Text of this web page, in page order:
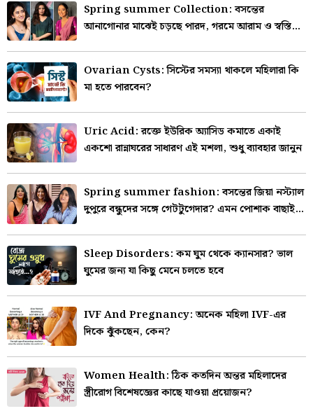
Spring summer Collection: বসন্তের
আনাগোনার মাঝেই চড়ছে পারদ, গরমে আরাম ও স্বস্তি
Ovarian Cysts: সিস্টের সমস্যা থাকলে মহিলারা কি
মা হতে পারবেন?
Uric Acid: রক্তে ইউরিক অ্যাসিড কমাতে একাই
একশো রান্নাঘরের সাধারণ এই মশলা, শুধু ব্যাবহার জানুন
Spring summer fashion: বসন্তের জিয়া নস্ট্যাল
দুপুরে বন্ধুদের সঙ্গে গেটটুগেদার? এমন পোশাক বাছাই
Sleep Disorders: কম ঘুম থেকে ক্যানসার? ভাল
ঘুমের জন্য যা কিছু মেনে চলতে হবে
IVF And Pregnancy: অনেক মহিলা IVF-এর
দিকে ঝুঁকছেন, কেন?
Women Health: ঠিক কতদিন অন্তর মহিলাদের
স্ত্রীরোগ বিশেষজ্ঞের কাছে যাওয়া প্রয়োজন?